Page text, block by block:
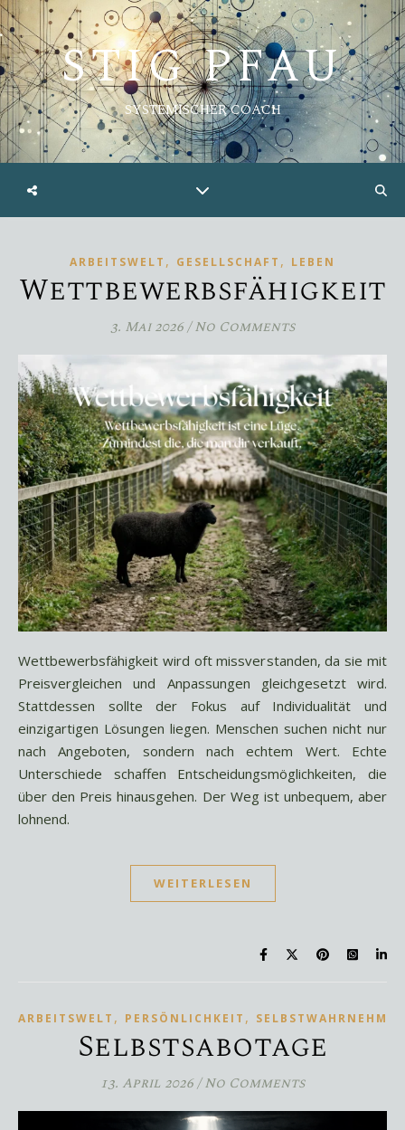
STIG PFAU
SYSTEMISCHER COACH
ARBEITSWELT , GESELLSCHAFT , LEBEN
Wettbewerbsfähigkeit
3. Mai 2026/ No Comments
Wettbewerbsfähigkeit wird oft missverstanden, da sie mit
Preisvergleichen und Anpassungen gleichgesetzt wird.
Stattdessen sollte der Fokus auf Individualität und
einzigartigen Lösungen liegen. Menschen suchen nicht nur
nach Angeboten, sondern nach echtem Wert. Echte
Unterschiede schaffen Entscheidungsmöglichkeiten, die
über den Preis hinausgehen. Der Weg ist unbequem, aber
lohnend.
WEITERLESEN
ARBEITSWELT , PERSÖNLICHKEIT ,
Selbstsabotage
13. April 2026/ No Comments